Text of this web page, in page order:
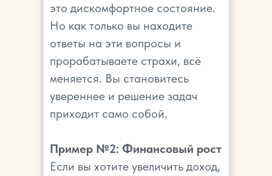
это дискомфортное состояние.
Но как только вы находите
ответы на эти вопросы и
прорабатываете страхи, всё
меняется. Вы становитесь
увереннее и решение задач
приходит само собой.
Пример №2: Финансовый рост
Если вы хотите увеличить доход,